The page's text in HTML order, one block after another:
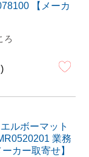
【メーカ
ろ
ルボーマット
業務
カー取寄せ】